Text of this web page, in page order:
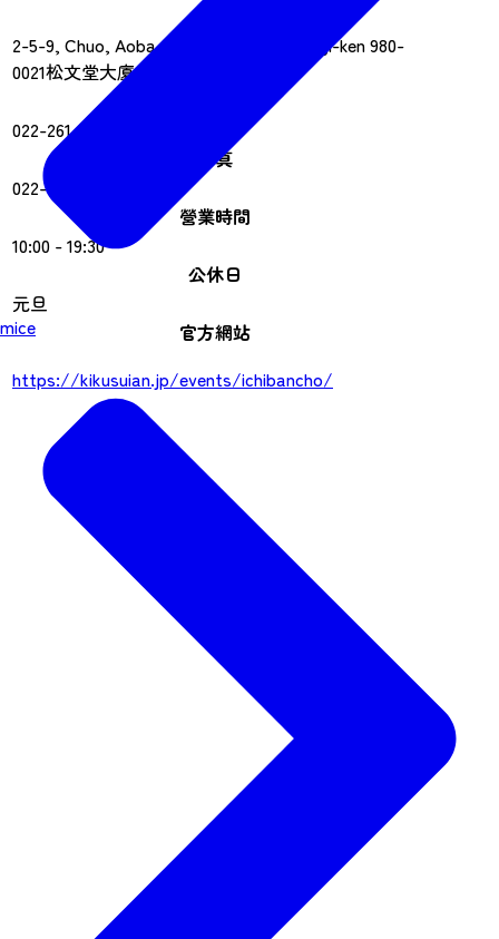
mice
地址
2-5-9, Chuo, Aoba-ku, Sendai-shi, Miyagi-ken 980-
0021松文堂大廈，1樓南側
022-261-1351
傳真
022-261-1352
營業時間
10:00 - 19:30
公休日
元旦
官方網站
https://kikusuian.jp/events/ichibancho/